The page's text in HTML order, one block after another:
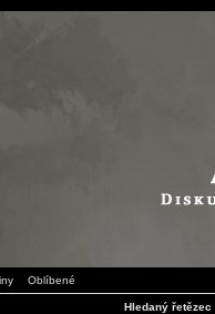
Oblíbené
Hledaný řetězec